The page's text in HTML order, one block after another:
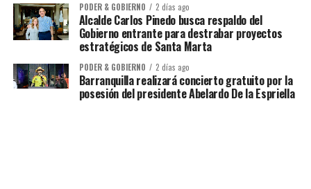
PODER & GOBIERNO 2 días ago
Alcalde Carlos Pinedo busca respaldo del
Gobierno entrante para destrabar proyectos
estratégicos de Santa Marta
PODER & GOBIERNO 2 días ago
Barranquilla realizará concierto gratuito por la
posesión del presidente Abelardo De la Espriella